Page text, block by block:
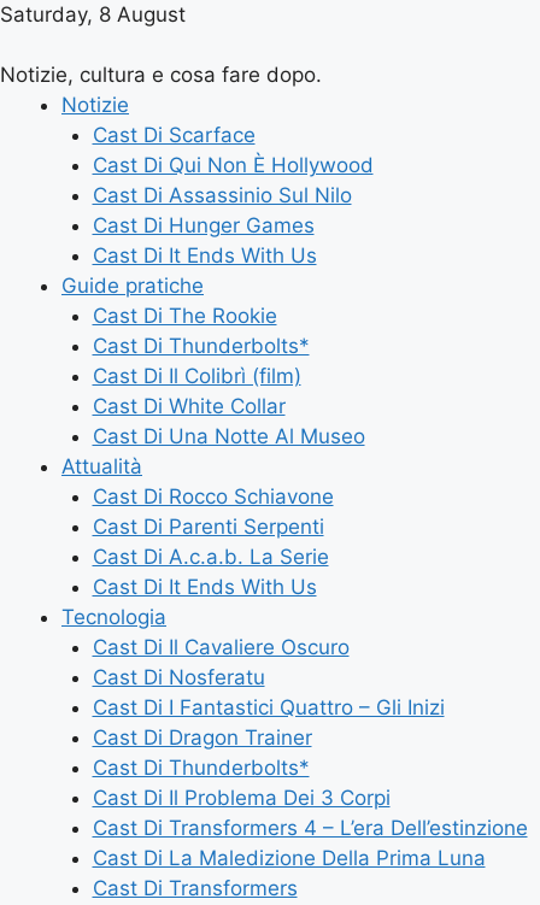
Saturday, 8 August
Notizie, cultura e cosa fare dopo.
Notizie
Cast Di Scarface
Cast Di Qui Non È Hollywood
Cast Di Assassinio Sul Nilo
Cast Di Hunger Games
Cast Di It Ends With Us
Guide pratiche
Cast Di The Rookie
Cast Di Thunderbolts*
Cast Di Il Colibrì (film)
Cast Di White Collar
Cast Di Una Notte Al Museo
Attualità
Cast Di Rocco Schiavone
Cast Di Parenti Serpenti
Cast Di A.c.a.b. La Serie
Cast Di It Ends With Us
Tecnologia
Cast Di Il Cavaliere Oscuro
Cast Di Nosferatu
Cast Di I Fantastici Quattro – Gli Inizi
Cast Di Dragon Trainer
Cast Di Thunderbolts*
Cast Di Il Problema Dei 3 Corpi
Cast Di Transformers 4 – L’era Dell’estinzione
Cast Di La Maledizione Della Prima Luna
Cast Di Transformers